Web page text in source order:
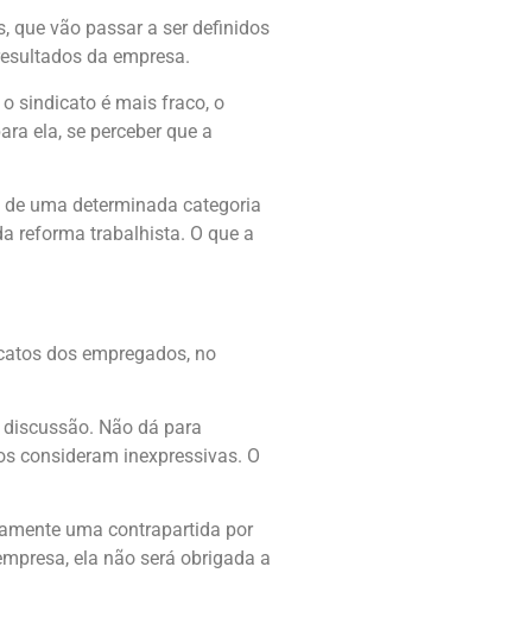
que vão passar a ser definidos
da empresa.
sindicato é mais fraco, o
ela, se perceber que a
uma determinada categoria
reforma trabalhista. O que a
dos empregados, no
Não dá para
consideram inexpressivas. O
uma contrapartida por
ela não será obrigada a